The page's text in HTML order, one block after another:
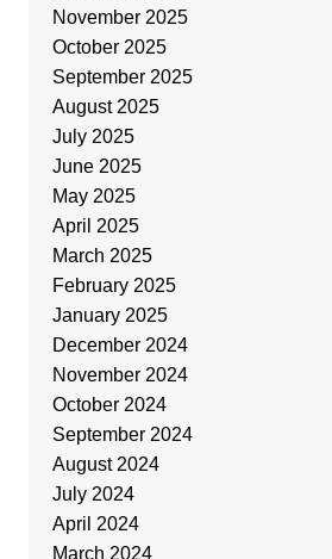
November 2025
October 2025
September 2025
August 2025
July 2025
June 2025
May 2025
April 2025
March 2025
February 2025
January 2025
December 2024
November 2024
October 2024
September 2024
August 2024
July 2024
April 2024
March 2024